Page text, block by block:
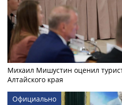
Михаил Мишустин оценил
Алтайского края
Официально